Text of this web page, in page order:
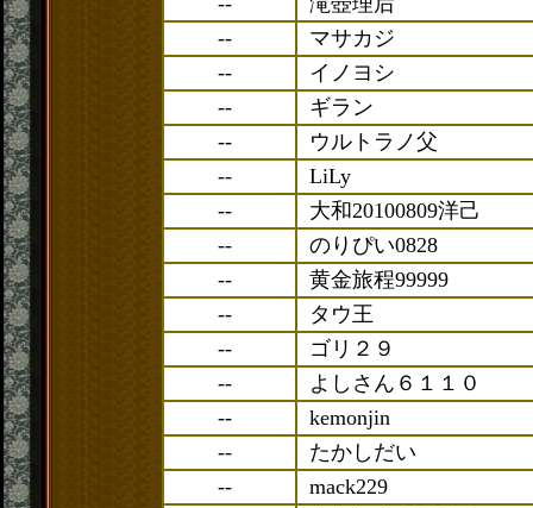
--
マサカジ
--
イノヨシ
--
ギラン
--
ウルトラノ父
--
LiLy
--
大和20100809洋己
--
のりぴい0828
--
黄金旅程99999
--
タウ王
--
ゴリ２９
--
よしさん６１１０
--
kemonjin
--
たかしだい
--
mack229